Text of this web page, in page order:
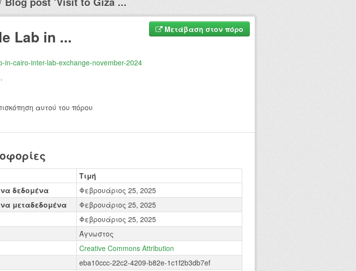
Μετάβαση στον πόρο
Lab in ...
in-cairo-inter-lab-exchange-november-2024
αυτού του πόρου
Τιμή
δεδομένα
Φεβρουάριος 25, 2025
μεταδεδομένα
Φεβρουάριος 25, 2025
Φεβρουάριος 25, 2025
Άγνωστος
Creative Commons Attribution
eba10ccc-22c2-4209-b82e-1c1f2b3db7ef